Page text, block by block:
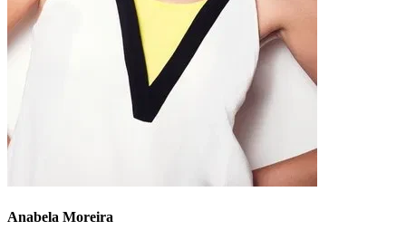
Anabela Moreira